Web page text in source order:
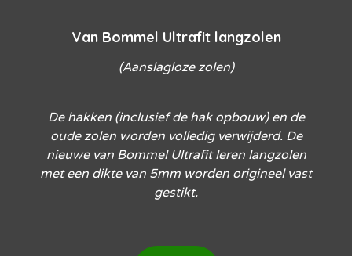
Van Bommel Ultrafit langzolen
(Aanslagloze zolen)
De hakken (inclusief de hak opbouw) en de
oude zolen worden volledig verwijderd. De
nieuwe van Bommel Ultrafit leren langzolen
met een dikte van 5mm worden origineel vast
gestikt.